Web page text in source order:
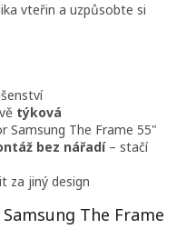
vteřin a uzpůsobte si
týková
Samsung The Frame 55"
bez nářadí– stačí
za jiný design
The Frame